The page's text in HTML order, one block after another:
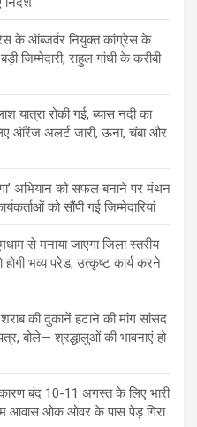
के ऑब्जर्वर नियुक्त कांग्रेस के
जिम्मेदारी, राहुल गांधी के करीबी
यात्रा रोकी गई, ब्यास नदी का
ऑरेंज अलर्ट जारी, ऊना, चंबा और
अभियान को सफल बनाने पर मंथन
को सौंपी गई जिम्मेदारियां
से मनाया जाएगा जिला स्तरीय
भव्य परेड, उत्कृष्ट कार्य करने
की दुकानें हटाने की मांग सांसद
बोले— श्रद्धालुओं की भावनाएं हो
बंद 10-11 अगस्त के लिए भारी
आवास ओक ओवर के पास पेड़ गिरा